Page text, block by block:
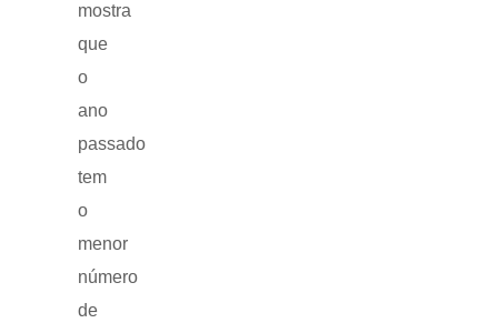
mostra
que
o
ano
passado
tem
o
menor
número
de